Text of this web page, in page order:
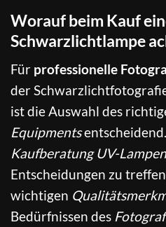
Worauf beim Kauf
Schwarzlichtlampe
Für professionelle
der
ist die Auswahl des
Equipments
Kaufberatung UV-Lampen
Entscheidungen zu
wichtigen
Bedürfnissen des